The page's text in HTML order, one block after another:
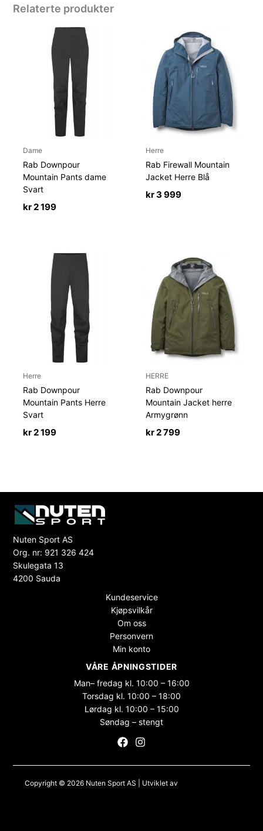
Relaterte produkter
Dame
Rab Downpour
Mountain Pants dame
Svart
kr 2 199
Herre
Rab Firewall Mountain
Jacket Herre Blå
kr3 999
Herre
Rab Downpour
Mountain Pants Herre
Svart
kr2 199
HERRE
Rab Downpour
Mountain Jacket herre
Armygrønn
kr2 799
Nuten Sport AS
Org. nr: 921 326 424
Skulegata 13
4200 Sauda
Kundeservice
Kjøpsvilkår
Om oss
Personvern
Min konto
VÅRE ÅPNINGSTIDER
Man– fredag kl. 10:00 – 16:00
Torsdag kl. 10:00 – 18:00
Lørdag kl. 10:00 – 15:00
Søndag – stengt
Copyright © 2026 Nuten Sport AS | Utviklet av